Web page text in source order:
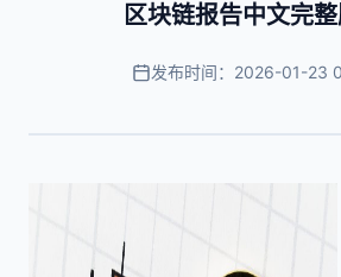
区块链报告中文完
发布时间：2026-01-23